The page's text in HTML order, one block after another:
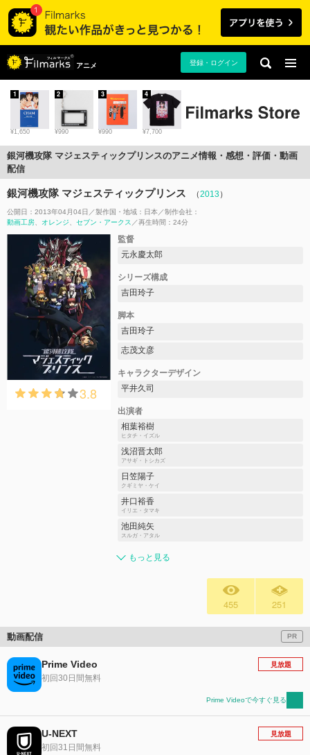
アニメ 登録・ログイン
¥1,650
1
¥990
2
¥990
3
¥7,700
4
銀河機攻隊 マジェスティックプリンスのアニメ情報・感想・評価・動画
配信
銀河機攻隊 マジェスティックプリンス （2013）
公開日：2013年04月04日 製作国・地域： 日本
制作会社：
動画工房
オレンジ セブン・アークス 再生時間：24分
3.8
監督
元永慶太郎
シリーズ構成
吉田玲子
脚本
吉田玲子
志茂文彦
キャラクターデザイン
平井久司
出演者
相葉裕樹
ヒタチ・イズル
浅沼晋太郎
アサギ・トシカズ
日笠陽子
クギミヤ・ケイ
井口裕香
イリエ・タマキ
池田純矢
スルガ・アタル
もっと見る
455 251
動画配信 PR
Prime Video
初回30日間無料
見放題
Prime Videoで今すぐ見る
U-NEXT
初回31日間無料
見放題